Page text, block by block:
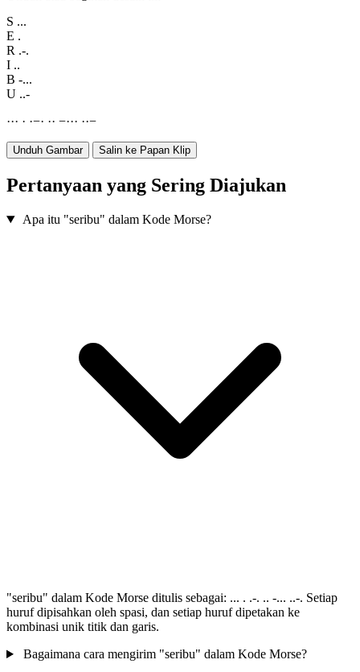
S ...
E .
R .-.
I ..
B -...
U ..-
··· · ·−· ·· −··· ··−
Unduh Gambar Salin ke Papan Klip
Pertanyaan yang Sering Diajukan
Apa itu "seribu" dalam Kode Morse?
"seribu" dalam Kode Morse ditulis sebagai: ... . .-. .. -... ..-. Setiap
huruf dipisahkan oleh spasi, dan setiap huruf dipetakan ke
kombinasi unik titik dan garis.
Bagaimana cara mengirim "seribu" dalam Kode Morse?